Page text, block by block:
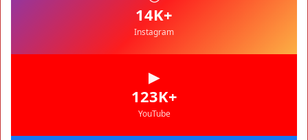
+14K
Instagram
▶
+123K
YouTube